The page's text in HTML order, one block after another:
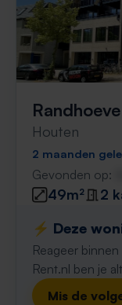
Randhoeve
Houten
2 maanden
Gevonden op:
49m²
2
⚡️ Deze
Reageer
Rent.nl ben je
Mis de